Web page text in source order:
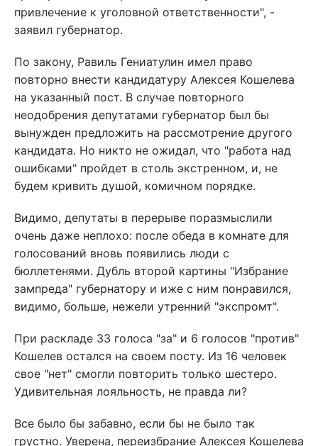
привлечение к уголовной ответственности", -
заявил губернатор.
По закону, Равиль Гениатулин имел право
повторно внести кандидатуру Алексея Кошелева
на указанный пост. В случае повторного
неодобрения депутатами губернатор был бы
вынужден предложить на рассмотрение другого
кандидата. Но никто не ожидал, что "работа над
ошибками" пройдет в столь экстренном, и, не
будем кривить душой, комичном порядке.
Видимо, депутаты в перерыве поразмыслили
очень даже неплохо: после обеда в комнате для
голосований вновь появились люди с
бюллетенями. Дубль второй картины "Избрание
зампреда" губернатору и иже с ним понравился,
видимо, больше, нежели утренний "экспромт".
При раскладе 33 голоса "за" и 6 голосов "против"
Кошелев остался на своем посту. Из 16 человек
свое "нет" смогли повторить только шестеро.
Удивительная лояльность, не правда ли?
Все было бы забавно, если бы не было так
грустно. Уверена, переизбрание Алексея Кошелева